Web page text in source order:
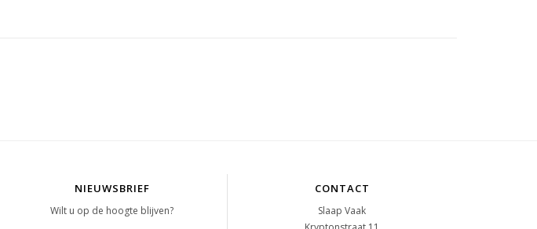
NIEUWSBRIEF
Wilt u op de hoogte blijven?
CONTACT
Slaap Vaak